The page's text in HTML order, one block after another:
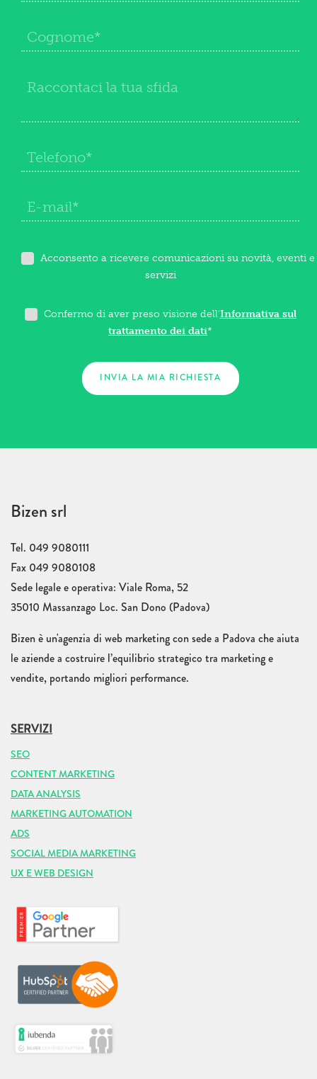
Acconsento a ricevere comunicazioni su novità, eventi e
servizi
Confermo di aver preso visione dell'Informativa sul
trattamento dei dati*
Bizen srl
Tel. 049 9080111
Fax 049 9080108
Sede legale e operativa: Viale Roma, 52
35010 Massanzago Loc. San Dono (Padova)
Bizen è un'agenzia di web marketing con sede a Padova che aiuta
le aziende a costruire l’equilibrio strategico tra marketing e
vendite, portando migliori performance.
SERVIZI
SEO
CONTENT MARKETING
DATA ANALYSIS
MARKETING AUTOMATION
ADS
SOCIAL MEDIA MARKETING
UX E WEB DESIGN